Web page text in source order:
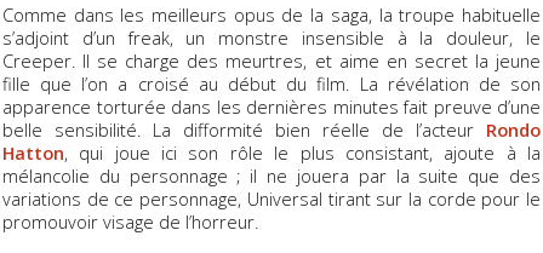
Comme dans les meilleurs opus de la saga, la troupe habituelle
s’adjoint d’unfreak, un monstre insensible à la douleur, le
Creeper. Il se charge des meurtres, et aime en secret la jeune
fille que l’on a croisé au début du film. La révélation de son
apparence torturée dans les dernières minutes fait preuve d’une
belle sensibilité. La difformité bien réelle de l’acteur Rondo
Hatton, qui joue ici son rôle le plus consistant, ajoute à la
mélancolie du personnage ; il ne jouera par la suite que des
variations de ce personnage, Universal tirant sur la corde pour le
promouvoir visage de l’horreur.